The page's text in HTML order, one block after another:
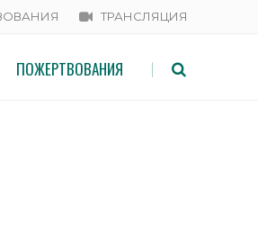
ТРАНСЛЯЦИЯ
ПОЖЕРТВОВАНИЯ |